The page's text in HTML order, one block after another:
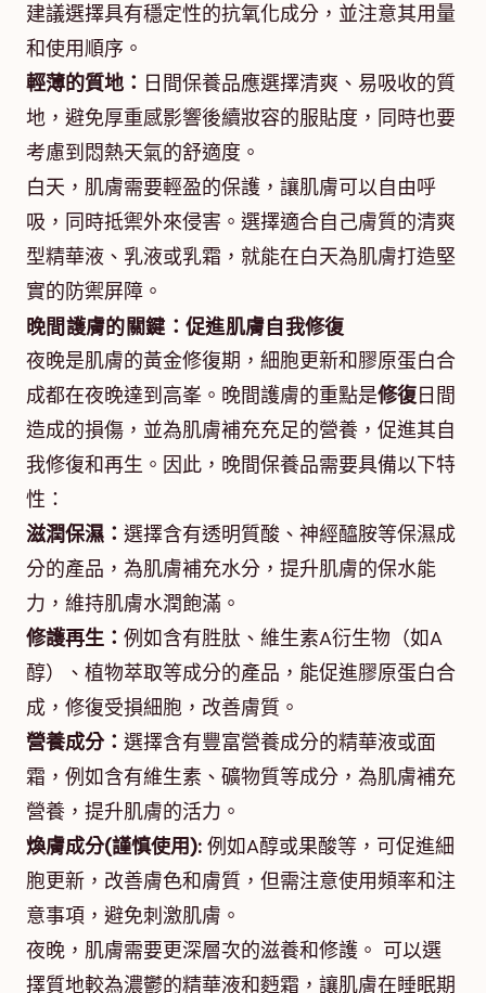
建議選擇具有穩定性的抗氧化成分，並注意其用量
和使用順序。
輕薄的質地： 日間保養品應選擇清爽、易吸收的質
地，避免厚重感影響後續妝容的服貼度，同時也要
考慮到悶熱天氣的舒適度。
白天，肌膚需要輕盈的保護，讓肌膚可以自由呼
吸，同時抵禦外來侵害。選擇適合自己膚質的清爽
型精華液、乳液或乳霜，就能在白天為肌膚打造堅
實的防禦屏障。
晚間護膚的關鍵：促進肌膚自我修復
夜晚是肌膚的黃金修復期，細胞更新和膠原蛋白合
成都在夜晚達到高峯。晚間護膚的重點是修復日間
造成的損傷，並為肌膚補充充足的營養，促進其自
我修復和再生。因此，晚間保養品需要具備以下特
性：
滋潤保濕： 選擇含有透明質酸、神經醯胺等保濕成
分的產品，為肌膚補充水分，提升肌膚的保水能
力，維持肌膚水潤飽滿。
修護再生： 例如含有胜肽、維生素A衍生物（如A
醇）、植物萃取等成分的產品，能促進膠原蛋白合
成，修復受損細胞，改善膚質。
營養成分： 選擇含有豐富營養成分的精華液或面
霜，例如含有維生素、礦物質等成分，為肌膚補充
營養，提升肌膚的活力。
煥膚成分(謹慎使用): 例如A醇或果酸等，可促進細
胞更新，改善膚色和膚質，但需注意使用頻率和注
意事項，避免刺激肌膚。
夜晚，肌膚需要更深層次的滋養和修護。 可以選
擇質地較為濃鬱的精華液和麪霜，讓肌膚在睡眠期